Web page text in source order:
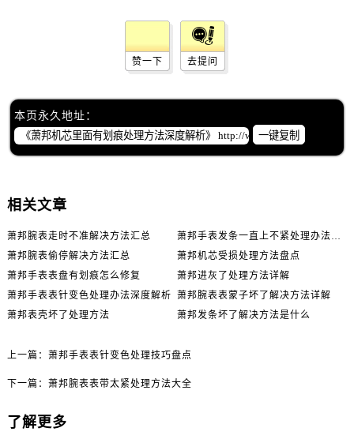
赞一下 去提问
本页永久地址：
一键复制
相关文章
萧邦腕表走时不准解决方法汇总
萧邦手表发条一直上不紧处理办法推荐
萧邦腕表偷停解决方法汇总
萧邦机芯受损处理方法盘点
萧邦手表表盘有划痕怎么修复
萧邦进灰了处理方法详解
萧邦手表表针变色处理办法深度解析 萧邦腕表表蒙子坏了解决方法详解
萧邦表壳坏了处理方法
萧邦发条坏了解决方法是什么
上一篇： 萧邦手表表针变色处理技巧盘点
下一篇： 萧邦腕表表带太紧处理方法大全
了解更多